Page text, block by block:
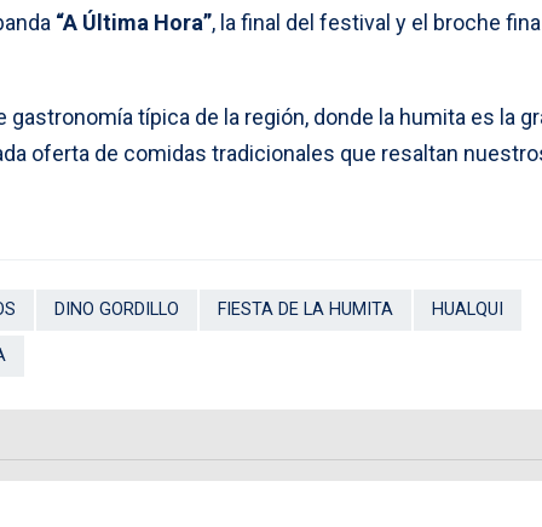
“A Última Hora”, la final del festival y el broche
típica de la región, donde la humita es la
oferta de comidas tradicionales que resaltan
DINO GORDILLO FIESTA DE LA HUMITA HUALQUI